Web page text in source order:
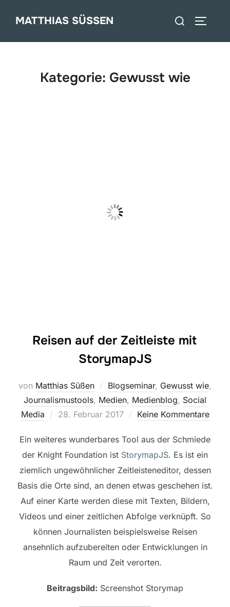
InhaltMATTHIAS SÜSSEN
Suchen
Kategorie: Gewusst wie
Reisen auf der Zeitleiste mit
StorymapJS
von Matthias Süßen Blogseminar, Gewusst wie,
Journalismustools, Medien, Medienblog, Social
Media
Veröffentlicht
28. Februar 2017 Keine Kommentare
Ein weiteres wunderbares Tool aus der Schmiede
der Knight Foundation ist StorymapJS. Es ist ein
ziemlich ungewöhnlicher Zeitleisteneditor, dessen
Basis die Orte sind, an denen etwas geschehen ist.
Auf einer Karte werden diese mit Texten, Bildern,
Videos und einer zeitlichen Abfolge verknüpft. So
können Journalisten beispielsweise Reisen
ansehnlich aufzubereiten oder Entwicklungen in
Raum und Zeit verorten.
Beitragsbild: Screenshot Storymap